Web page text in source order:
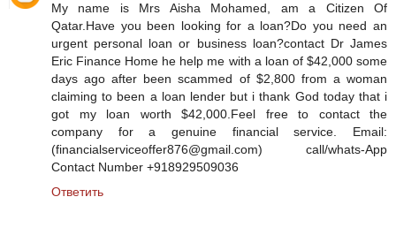
My name is Mrs Aisha Mohamed, am a Citizen Of
Qatar.Have you been looking for a loan?Do you need an
urgent personal loan or business loan?contact Dr James
Eric Finance Home he help me with a loan of $42,000 some
days ago after been scammed of $2,800 from a woman
claiming to been a loan lender but i thank God today that i
got my loan worth $42,000.Feel free to contact the
company for a genuine financial service. Email:
(financialserviceoffer876@gmail.com) call/whats-App
Contact Number +918929509036
Ответить